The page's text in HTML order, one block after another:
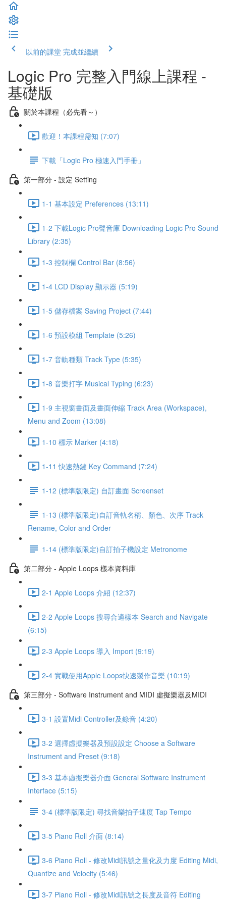
以前的課堂 完成並繼續
Logic Pro 完整入門線上課程 -
基礎版
關於本課程（必先看～）
歡迎！本課程需知 (7:07)
下載「Logic Pro 極速入門手冊」
第一部分 - 設定 Setting
1-1 基本設定 Preferences (13:11)
1-2 下載Logic Pro聲音庫 Downloading Logic Pro Sound
Library (2:35)
1-3 控制欄 Control Bar (8:56)
1-4 LCD Display 顯示器 (5:19)
1-5 儲存檔案 Saving Project (7:44)
1-6 預設模組 Template (5:26)
1-7 音軌種類 Track Type (5:35)
1-8 音樂打字 Musical Typing (6:23)
1-9 主視窗畫面及畫面伸縮 Track Area (Workspace),
Menu and Zoom (13:08)
1-10 標示 Marker (4:18)
1-11 快速熱鍵 Key Command (7:24)
1-12 (標準版限定) 自訂畫面 Screenset
1-13 (標準版限定)自訂音軌名稱、顏色、次序 Track
Rename, Color and Order
1-14 (標準版限定)自訂拍子機設定 Metronome
第二部分 - Apple Loops 樣本資料庫
2-1 Apple Loops 介紹 (12:37)
2-2 Apple Loops 搜尋合適樣本 Search and Navigate
(6:15)
2-3 Apple Loops 導入 Import (9:19)
2-4 實戰使用Apple Loops快速製作音樂 (10:19)
第三部分 - Software Instrument and MIDI 虛擬樂器及MIDI
3-1 設置Midi Controller及錄音 (4:20)
3-2 選擇虛擬樂器及預設設定 Choose a Software
Instrument and Preset (9:18)
3-3 基本虛擬樂器介面 General Software Instrument
Interface (5:15)
3-4 (標準版限定) 尋找音樂拍子速度 Tap Tempo
3-5 Piano Roll 介面 (8:14)
3-6 Piano Roll - 修改Midi訊號之量化及力度 Editing Midi,
Quantize and Velocity (5:46)
3-7 Piano Roll - 修改Midi訊號之長度及音符 Editing